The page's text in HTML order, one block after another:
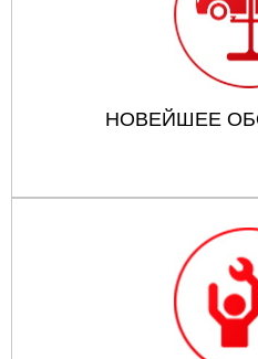
НОВЕЙШЕЕ